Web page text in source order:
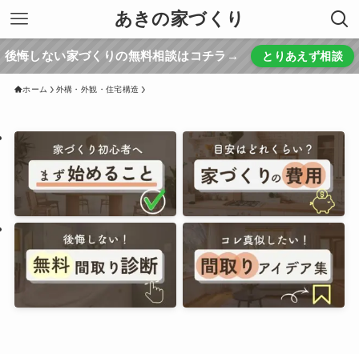
あきの家づくり
後悔しない家づくりの無料相談はコチラ→ とりあえず相談
ホーム 外構・外観・住宅構造